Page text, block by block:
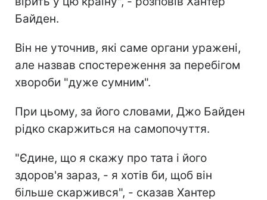
Байден.
Він не уточнив, які саме органи уражені,
але назвав спостереження за перебігом
хвороби "дуже сумним".
При цьому, за його словами, Джо Байден
рідко скаржиться на самопочуття.
"Єдине, що я скажу про тата і його
здоров'я зараз, - я хотів би, щоб він
більше скаржився", - сказав Хантер